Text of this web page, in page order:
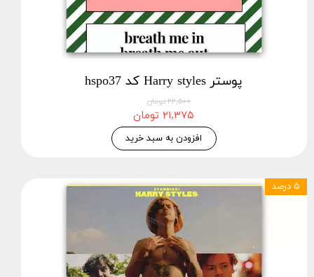
پوستر Harry styles کد hspo37
۲۲,۵۰۰ تومان
۲۱,۳۷۵ تومان
افزودن به سبد خرید
۵ درصد